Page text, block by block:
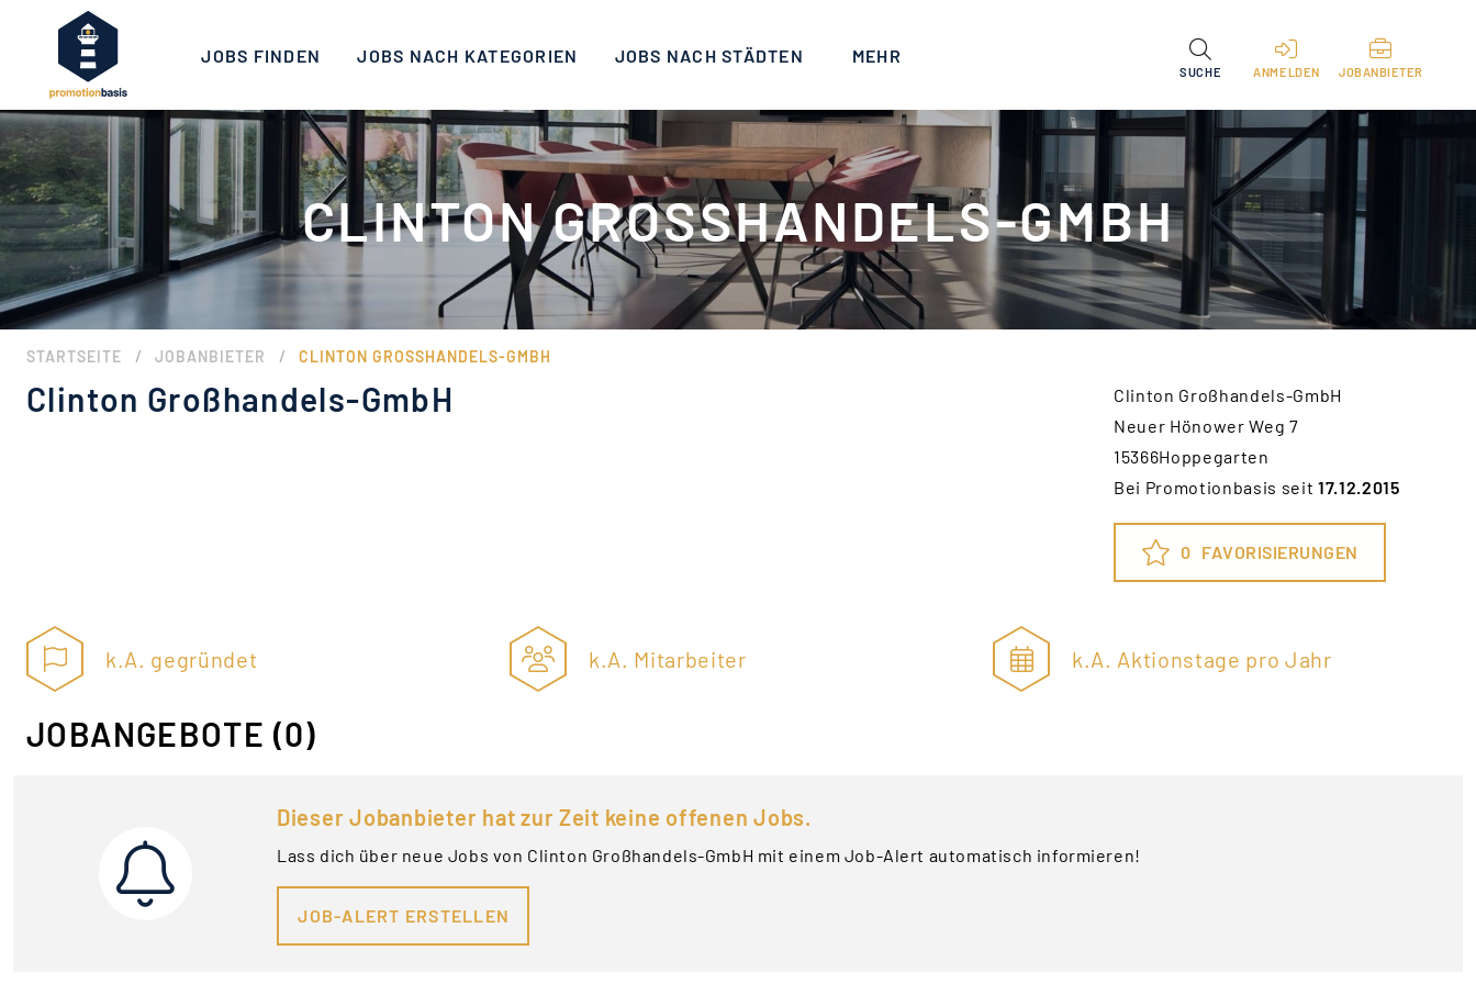
JOBS FINDEN JOBS NACH KATEGORIEN JOBS NACH STÄDTEN MEHR
SUCHE ANMELDEN JOBANBIETER
CLINTON GROSSHANDELS-GMBH
STARTSEITE / JOBANBIETER / CLINTON GROSSHANDELS-GMBH
Clinton Großhandels-GmbH
Clinton Großhandels-GmbH
Neuer Hönower Weg 7
15366Hoppegarten
Bei Promotionbasis seit17.12.2015
0 FAVORISIERUNGEN
k.A. gegründet k.A. Mitarbeiter k.A. Aktionstage pro Jahr
JOBANGEBOTE (0)
Dieser Jobanbieter hat zur Zeit keine offenen Jobs.
Lass dich über neue Jobs von Clinton Großhandels-GmbH mit einem Job-Alert automatisch informieren!
JOB-ALERT ERSTELLEN